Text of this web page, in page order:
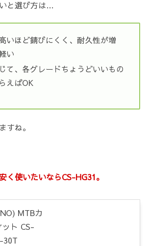
と選び方は…
いほど錆びにくく、耐久性が増
い
て、各グレードちょうどいいもの
えばOK
すね。
く使いたいならCS-HG31。
MTBカ
ット CS-
30T